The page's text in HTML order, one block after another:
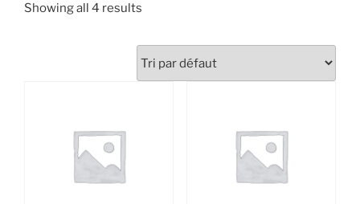
Showing all 4 results